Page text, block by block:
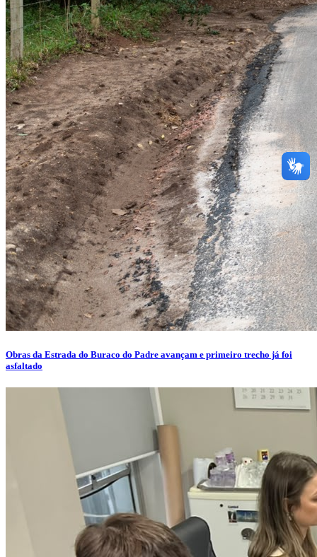
Obras da Estrada do Buraco do Padre avançam e primeiro trecho já foi
asfaltado